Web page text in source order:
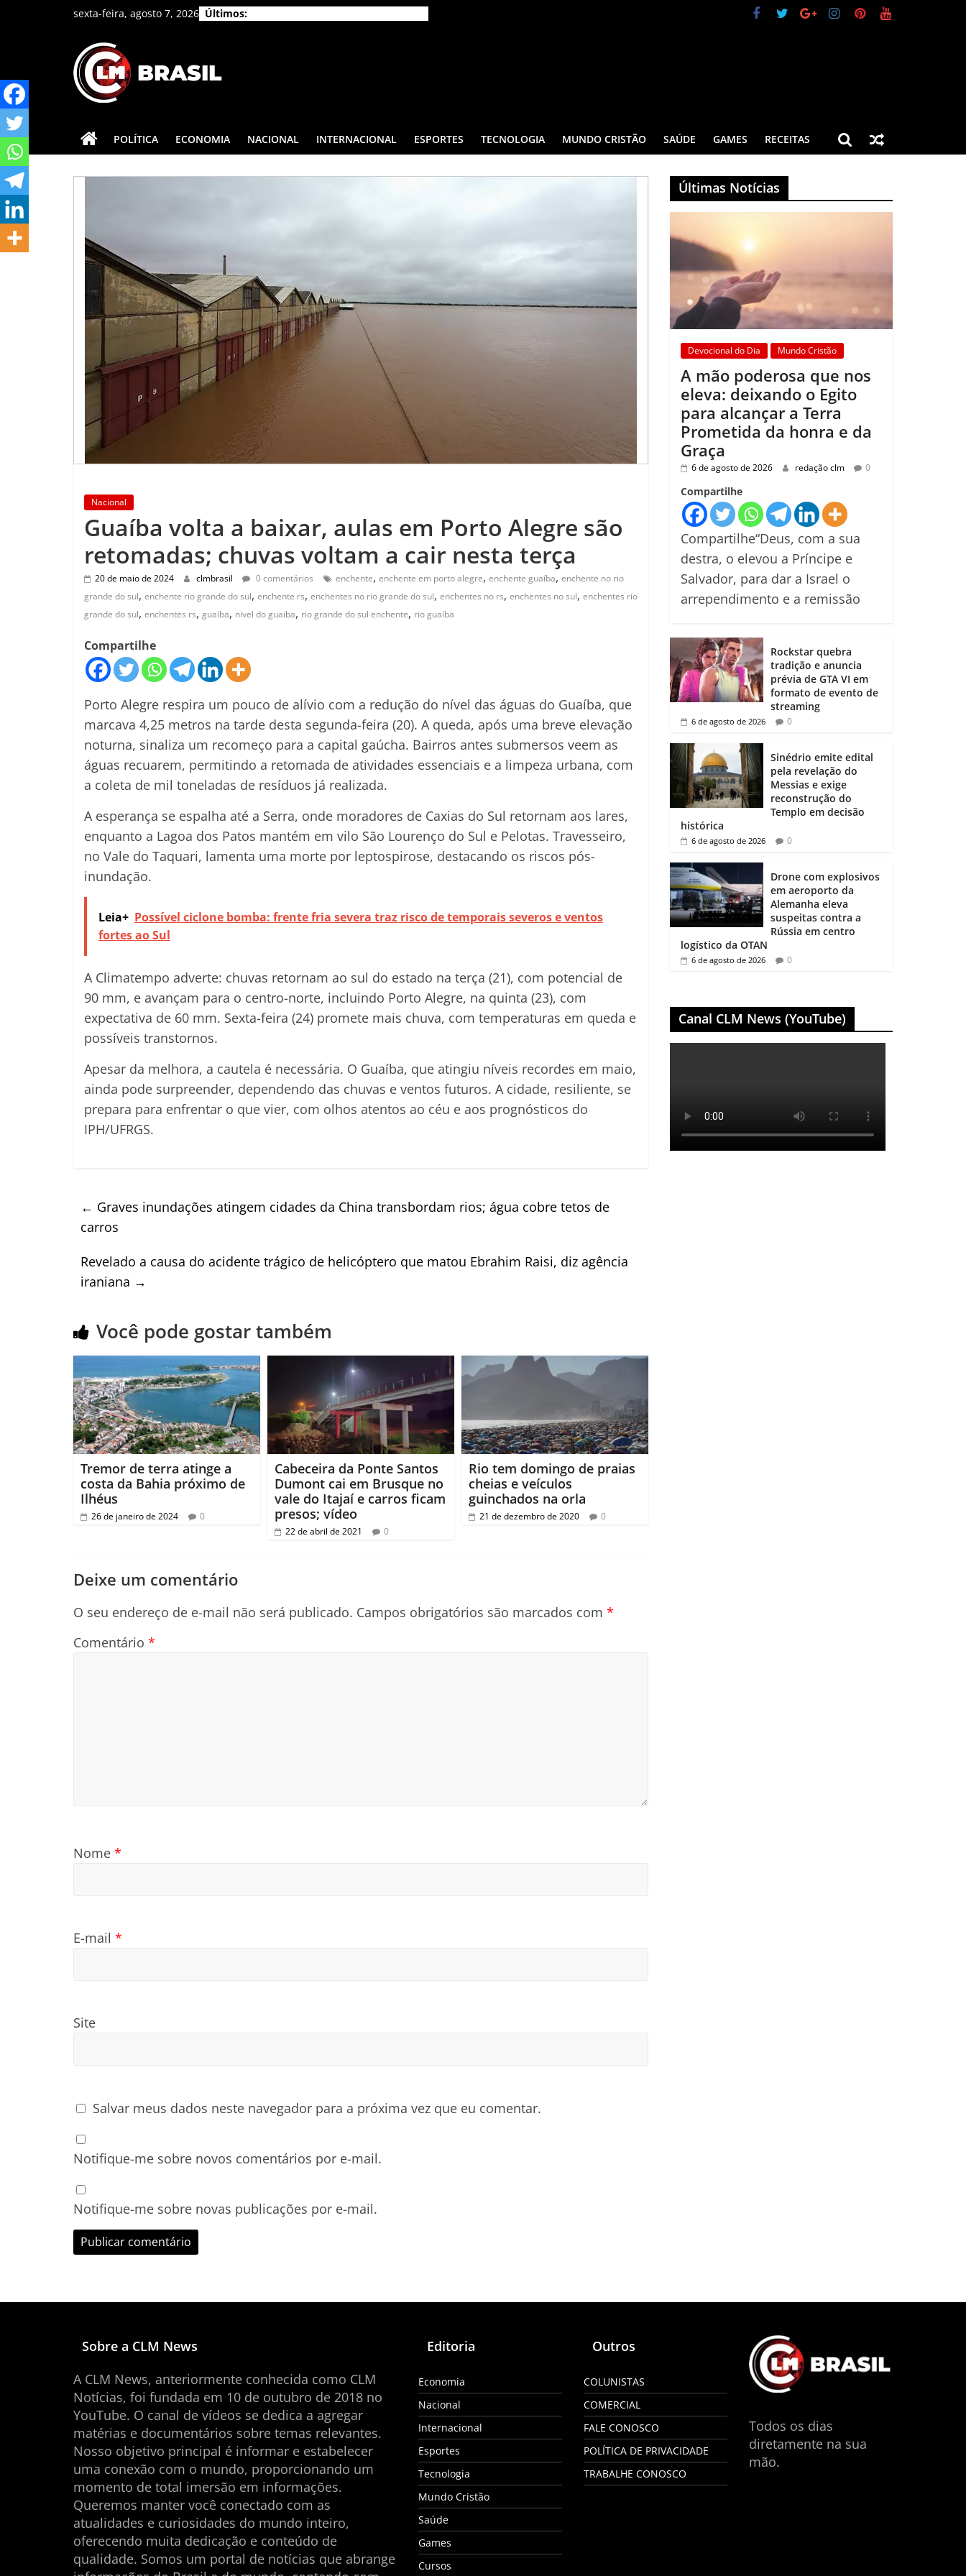
sexta-feira, agosto 7, 2026 Últimos:
CLM
Brasil
As
principais
do
mundo.
POLÍTICA ECONOMIA NACIONAL INTERNACIONAL ESPORTES TECNOLOGIA MUNDO CRISTÃO SAÚDE GAMES RECEITAS
Nacional
Guaíba volta a baixar, aulas em Porto Alegre são
retomadas; chuvas voltam a cair nesta terça
20 de maio de 2024 clmbrasil 0 comentários enchente, enchente em porto alegre, enchente guaíba, enchente no rio
grande do sul, enchente rio grande do sul, enchente rs, enchentes no rio grande do sul, enchentes no rs, enchentes no sul, enchentes rio
grande do sul, enchentes rs, guaíba, nivel do guaiba, rio grande do sul enchente, rio guaíba
Compartilhe
Porto Alegre respira um pouco de alívio com a redução do nível das águas do Guaíba, que
marcava 4,25 metros na tarde desta segunda-feira (20). A queda, após uma breve elevação
noturna, sinaliza um recomeço para a capital gaúcha. Bairros antes submersos veem as
águas recuarem, permitindo a retomada de atividades essenciais e a limpeza urbana, com
a coleta de mil toneladas de resíduos já realizada.
A esperança se espalha até a Serra, onde moradores de Caxias do Sul retornam aos lares,
enquanto a Lagoa dos Patos mantém em vilo São Lourenço do Sul e Pelotas. Travesseiro,
no Vale do Taquari, lamenta uma morte por leptospirose, destacando os riscos pós-
inundação.
Leia+ Possível ciclone bomba: frente fria severa traz risco de temporais severos e ventos
fortes ao Sul
A Climatempo adverte: chuvas retornam ao sul do estado na terça (21), com potencial de
90 mm, e avançam para o centro-norte, incluindo Porto Alegre, na quinta (23), com
expectativa de 60 mm. Sexta-feira (24) promete mais chuva, com temperaturas em queda e
possíveis transtornos.
Apesar da melhora, a cautela é necessária. O Guaíba, que atingiu níveis recordes em maio,
ainda pode surpreender, dependendo das chuvas e ventos futuros. A cidade, resiliente, se
prepara para enfrentar o que vier, com olhos atentos ao céu e aos prognósticos do
IPH/UFRGS.
← Graves inundações atingem cidades da China transbordam rios; água cobre tetos de
carros
Revelado a causa do acidente trágico de helicóptero que matou Ebrahim Raisi, diz agência
iraniana →
Você pode gostar também
Tremor de terra atinge a
costa da Bahia próximo de
Ilhéus
26 de janeiro de 2024 0
Cabeceira da Ponte Santos
Dumont cai em Brusque no
vale do Itajaí e carros ficam
presos; vídeo
22 de abril de 2021 0
Rio tem domingo de praias
cheias e veículos
guinchados na orla
21 de dezembro de 2020 0
Deixe um comentário
O seu endereço de e-mail não será publicado. Campos obrigatórios são marcados com *
Comentário *
Nome *
E-mail *
Site
Salvar meus dados neste navegador para a próxima vez que eu comentar.
Notifique-me sobre novos comentários por e-mail.
Notifique-me sobre novas publicações por e-mail.
Últimas Notícias
Devocional do Dia Mundo Cristão
A mão poderosa que nos
eleva: deixando o Egito
para alcançar a Terra
Prometida da honra e da
Graça
6 de agosto de 2026 redação clm 0
Compartilhe
Compartilhe“Deus, com a sua
destra, o elevou a Príncipe e
Salvador, para dar a Israel o
arrependimento e a remissão
Rockstar quebra
tradição e anuncia
prévia de GTA VI em
formato de evento de
streaming
6 de agosto de 2026 0
Sinédrio emite edital
pela revelação do
Messias e exige
reconstrução do
Templo em decisão
histórica
6 de agosto de 2026 0
Drone com explosivos
em aeroporto da
Alemanha eleva
suspeitas contra a
Rússia em centro
logístico da OTAN
6 de agosto de 2026 0
Canal CLM News (YouTube)
Sobre a CLM News
A CLM News, anteriormente conhecida como CLM
Notícias, foi fundada em 10 de outubro de 2018 no
YouTube. O canal de vídeos se dedica a agregar
matérias e documentários sobre temas relevantes.
Nosso objetivo principal é informar e estabelecer
uma conexão com o mundo, proporcionando um
momento de total imersão em informações.
Queremos manter você conectado com as
atualidades e curiosidades do mundo inteiro,
oferecendo muita dedicação e conteúdo de
qualidade. Somos um portal de notícias que abrange
Editoria
Economia
Nacional
Internacional
Esportes
Tecnologia
Mundo Cristão
Saúde
Games
Cursos
Outros
COLUNISTAS
COMERCIAL
FALE CONOSCO
POLÍTICA DE PRIVACIDADE
TRABALHE CONOSCO
Todos os dias
diretamente na sua
mão.